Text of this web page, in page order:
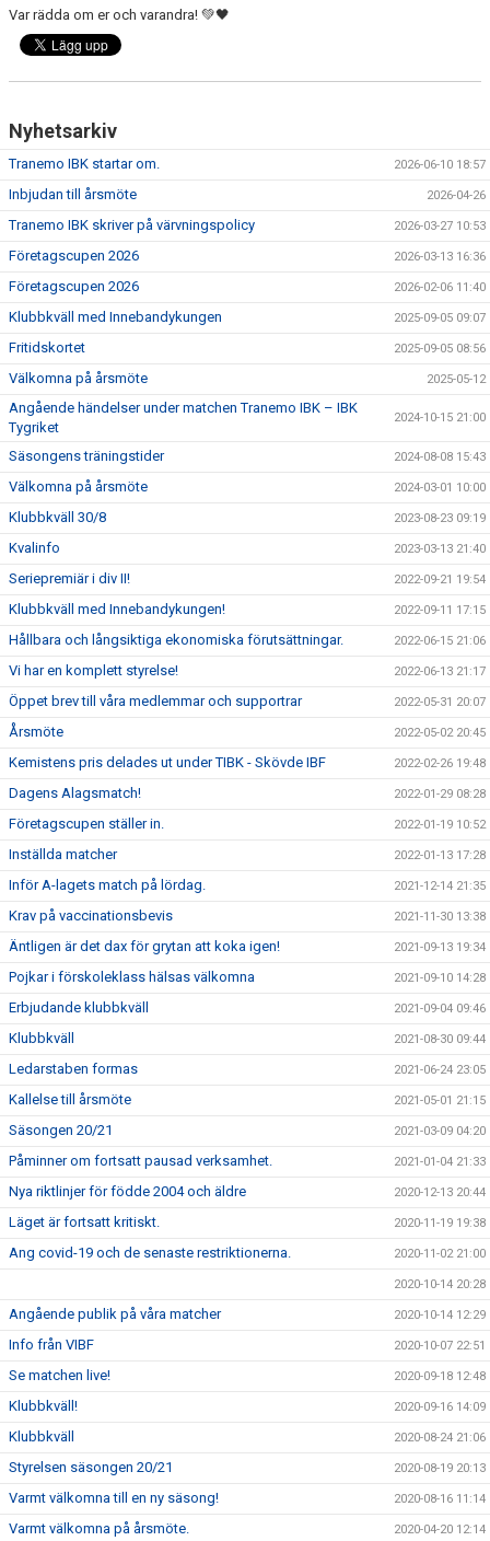
Var rädda om er och varandra! 💚🖤
Nyhetsarkiv
Tranemo IBK startar om. 2026-06-10 18:57
Inbjudan till årsmöte 2026-04-26
Tranemo IBK skriver på värvningspolicy 2026-03-27 10:53
Företagscupen 2026 2026-03-13 16:36
Företagscupen 2026 2026-02-06 11:40
Klubbkväll med Innebandykungen 2025-09-05 09:07
Fritidskortet 2025-09-05 08:56
Välkomna på årsmöte 2025-05-12
Angående händelser under matchen Tranemo IBK – IBK
Tygriket
2024-10-15 21:00
Säsongens träningstider 2024-08-08 15:43
Välkomna på årsmöte 2024-03-01 10:00
Klubbkväll 30/8 2023-08-23 09:19
Kvalinfo 2023-03-13 21:40
Seriepremiär i div II! 2022-09-21 19:54
Klubbkväll med Innebandykungen! 2022-09-11 17:15
Hållbara och långsiktiga ekonomiska förutsättningar. 2022-06-15 21:06
Vi har en komplett styrelse! 2022-06-13 21:17
Öppet brev till våra medlemmar och supportrar 2022-05-31 20:07
Årsmöte 2022-05-02 20:45
Kemistens pris delades ut under TIBK - Skövde IBF 2022-02-26 19:48
Dagens Alagsmatch! 2022-01-29 08:28
Företagscupen ställer in. 2022-01-19 10:52
Inställda matcher 2022-01-13 17:28
Inför A-lagets match på lördag. 2021-12-14 21:35
Krav på vaccinationsbevis 2021-11-30 13:38
Äntligen är det dax för grytan att koka igen! 2021-09-13 19:34
Pojkar i förskoleklass hälsas välkomna 2021-09-10 14:28
Erbjudande klubbkväll 2021-09-04 09:46
Klubbkväll 2021-08-30 09:44
Ledarstaben formas 2021-06-24 23:05
Kallelse till årsmöte 2021-05-01 21:15
Säsongen 20/21 2021-03-09 04:20
Påminner om fortsatt pausad verksamhet. 2021-01-04 21:33
Nya riktlinjer för födde 2004 och äldre 2020-12-13 20:44
Läget är fortsatt kritiskt. 2020-11-19 19:38
Ang covid-19 och de senaste restriktionerna. 2020-11-02 21:00
2020-10-14 20:28
Angående publik på våra matcher 2020-10-14 12:29
Info från VIBF 2020-10-07 22:51
Se matchen live! 2020-09-18 12:48
Klubbkväll! 2020-09-16 14:09
Klubbkväll 2020-08-24 21:06
Styrelsen säsongen 20/21 2020-08-19 20:13
Varmt välkomna till en ny säsong! 2020-08-16 11:14
Varmt välkomna på årsmöte. 2020-04-20 12:14